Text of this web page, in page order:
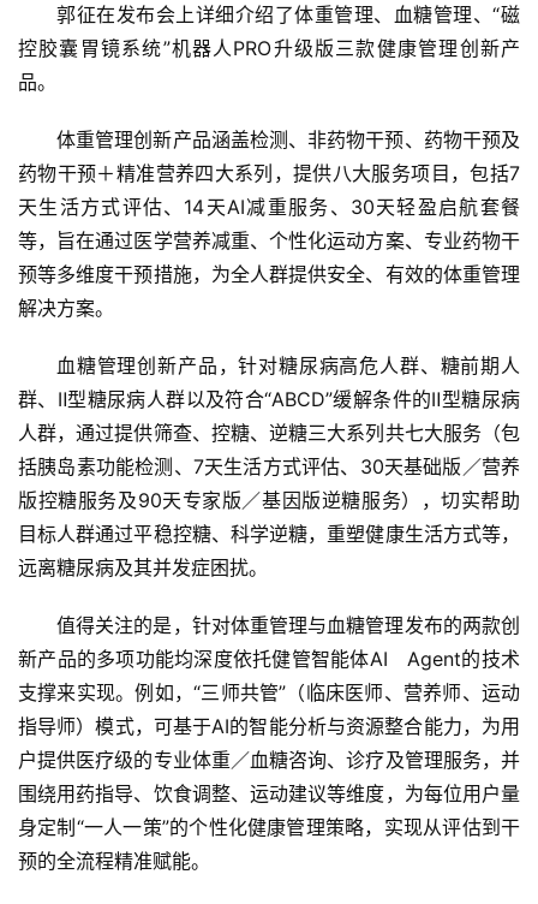
郭征在发布会上详细介绍了体重管理、血糖管理、“磁
控胶囊胃镜系统”机器人PRO升级版三款健康管理创新产
品。
体重管理创新产品涵盖检测、非药物干预、药物干预及
药物干预＋精准营养四大系列，提供八大服务项目，包括7
天生活方式评估、14天AI减重服务、30天轻盈启航套餐
等，旨在通过医学营养减重、个性化运动方案、专业药物干
预等多维度干预措施，为全人群提供安全、有效的体重管理
解决方案。
血糖管理创新产品，针对糖尿病高危人群、糖前期人
群、Ⅱ型糖尿病人群以及符合“ABCD”缓解条件的Ⅱ型糖尿病
人群，通过提供筛查、控糖、逆糖三大系列共七大服务（包
括胰岛素功能检测、7天生活方式评估、30天基础版／营养
版控糖服务及90天专家版／基因版逆糖服务），切实帮助
目标人群通过平稳控糖、科学逆糖，重塑健康生活方式等，
远离糖尿病及其并发症困扰。
值得关注的是，针对体重管理与血糖管理发布的两款创
新产品的多项功能均深度依托健管智能体AI　Agent的技术
支撑来实现。例如，“三师共管”（临床医师、营养师、运动
指导师）模式，可基于AI的智能分析与资源整合能力，为用
户提供医疗级的专业体重／血糖咨询、诊疗及管理服务，并
围绕用药指导、饮食调整、运动建议等维度，为每位用户量
身定制“一人一策”的个性化健康管理策略，实现从评估到干
预的全流程精准赋能。